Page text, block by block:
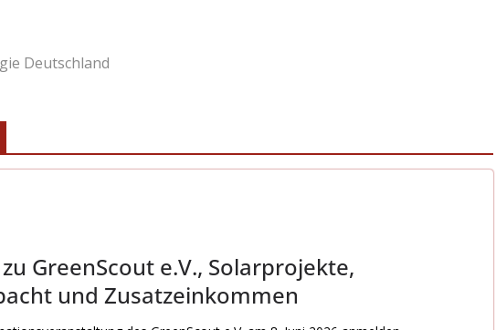
Deutschland
GreenScout e.V., Solarprojekte,
und Zusatzeinkommen